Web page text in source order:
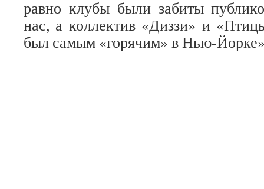
равно клубы были забиты
нас, а коллектив «Диззи» и
был самым «горячим» в Нью-